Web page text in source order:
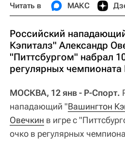
Читать в МАКС
Российский
Кэпиталз" Александр
"Питтсбургом" набрал
регулярных
МОСКВА, 12 янв - Р-Спорт.
нападающий "Вашингтон
Овечкин в игре с
очко в регулярных